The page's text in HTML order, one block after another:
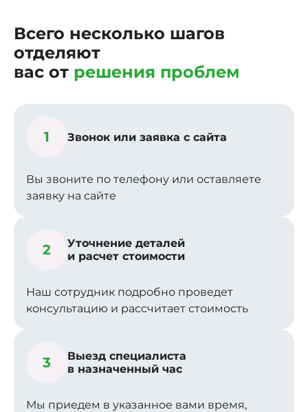
Всего несколько шагов
отделяют
вас от решения проблем
1 Звонок или заявка с сайта
Вы звоните по телефону или оставляете
заявку на сайте
2
Уточнение деталей
и расчет стоимости
Наш сотрудник подробно проведет
консультацию и рассчитает стоимость
3
Выезд специалиста
в назначенный час
Мы приедем в указанное вами время,